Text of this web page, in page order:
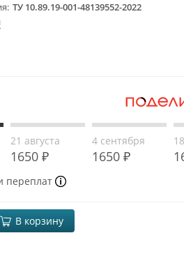
ТУ 10.89.19-001-48139552-2022
21 августа
1650 ₽
4 сентября
1650 ₽
переплат
В корзину